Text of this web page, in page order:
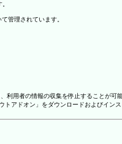
管理されています。
利用者の情報の収集を停止することが可能
アドオン」をダウンロードおよびイ